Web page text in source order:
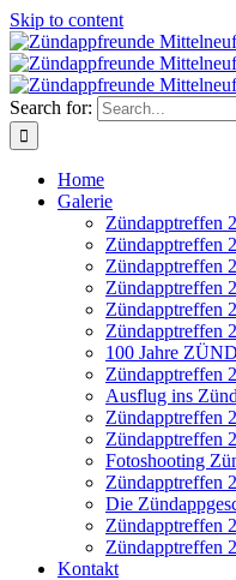
Skip to content
Search for:
Home
Galerie
Zündapptreffen
Zündapptreffen
Zündapptreffen
Zündapptreffen
Zündapptreffen
Zündapptreffen
100 Jahre
Zündapptreffen
Ausflug ins
Zündapptreffen
Zündapptreffen
Fotoshooting
Zündapptreffen
Die
Zündapptreffen
Zündapptreffen
Kontakt